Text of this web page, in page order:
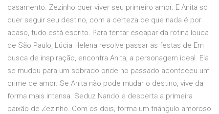
casamento. Zezinho quer viver seu primeiro amor. E Anita só
quer seguir seu destino, com a certeza de que nada é por
acaso, tudo está escrito. Para tentar escapar da rotina louca
de São Paulo, Lúcia Helena resolve passar as festas de Em
busca de inspiração, encontra Anita, a personagem ideal. Ela
se mudou para um sobrado onde no passado aconteceu um
crime de amor. Se Anita não pode mudar o destino, vive da
forma mais intensa. Seduz Nando e desperta a primeira
paixão de Zezinho. Com os dois, forma um triângulo amoroso